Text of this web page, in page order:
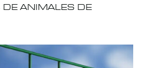
DE ANIMALES DE